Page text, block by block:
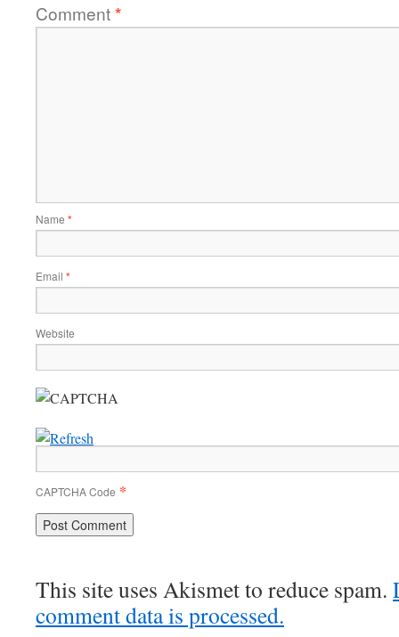
Comment*
Name *
Email *
Website
CAPTCHA Code *
This site uses Akismet to reduce spam.
comment data is processed.